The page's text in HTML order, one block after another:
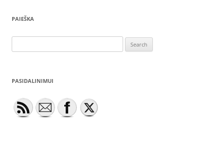
PAIEŠKA
for:
PASIDALINIMUI